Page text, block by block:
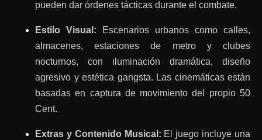
pueden dar órdenes tácticas durante el combate.
Estilo Visual: Escenarios urbanos como calles,
almacenes, estaciones de metro y clubes
nocturnos, con iluminación dramática, diseño
agresivo y estética gangsta. Las cinemáticas están
basadas en captura de movimiento del propio 50
Cent.
Extras y Contenido Musical: El juego incluye una